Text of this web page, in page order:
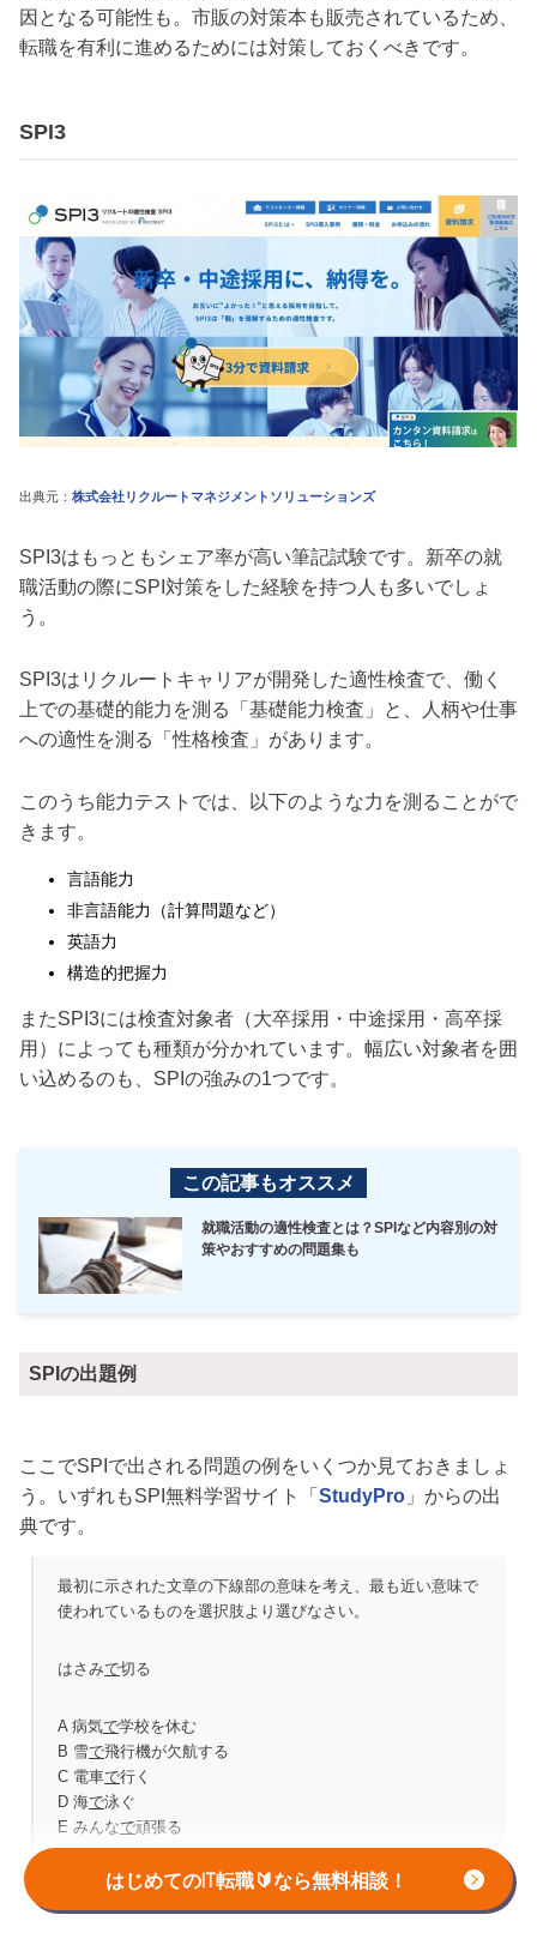
はじめてのIT転職🔰なら無料相談！
因となる可能性も。市販の対策本も販売されているため、
転職を有利に進めるためには対策しておくべきです。
SPI3
出典元： 株式会社リクルートマネジメントソリューションズ
SPI3はもっともシェア率が高い筆記試験です。新卒の就
職活動の際にSPI対策をした経験を持つ人も多いでしょ
う。
SPI3はリクルートキャリアが開発した適性検査で、働く
上での基礎的能力を測る「基礎能力検査」と、人柄や仕事
への適性を測る「性格検査」があります。
このうち能力テストでは、以下のような力を測ることがで
きます。
言語能力
非言語能力（計算問題など）
英語力
構造的把握力
またSPI3には検査対象者（大卒採用・中途採用・高卒採
用）によっても種類が分かれています。幅広い対象者を囲
い込めるのも、SPIの強みの1つです。
この記事もオススメ
就職活動の適性検査とは？SPIなど内容別の対
策やおすすめの問題集も
SPIの出題例
ここでSPIで出される問題の例をいくつか見ておきましょ
う。いずれもSPI無料学習サイト「 StudyPro 」からの出
典です。
最初に示された文章の下線部の意味を考え、最も近い意味で
使われているものを選択肢より選びなさい。
はさみで切る
A 病気で学校を休む
B 雪で飛行機が欠航する
C 電車で行く
D 海で泳ぐ
E みんなで頑張る